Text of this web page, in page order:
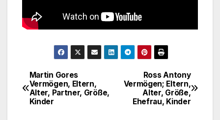
Post
navigation
Ross Antony
Vermögen; Eltern,
Alter, Größe,
Ehefrau, Kinder
Martin Gores
Vermögen, Eltern,
Alter, Partner, Größe,
Kinder